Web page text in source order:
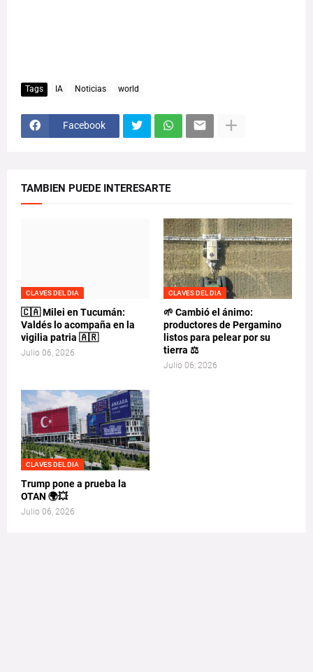
Tags IA Noticias world
Facebook
TAMBIEN PUEDE INTERESARTE
CLAVES DEL DIA
🇨🇦 Milei en Tucumán:
Valdés lo acompaña en la
vigilia patria 🇦🇷
Julio 06, 2026
CLAVES DEL DIA
🌱 Cambió el ánimo:
productores de Pergamino
listos para pelear por su
tierra ⚖️
Julio 06, 2026
CLAVES DEL DIA
Trump pone a prueba la
OTAN 🌍💥
Julio 06, 2026